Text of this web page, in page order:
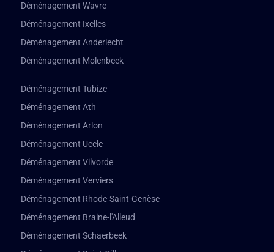
Déménagement Wavre
Déménagement Ixelles
Déménagement Anderlecht
Déménagement Molenbeek
Déménagement Tubize
Déménagement Ath
Déménagement Arlon
Déménagement Uccle
Déménagement Vilvorde
Déménagement Verviers
Déménagement Rhode-Saint-Genèse
Déménagement Braine-l'Alleud
Déménagement Schaerbeek